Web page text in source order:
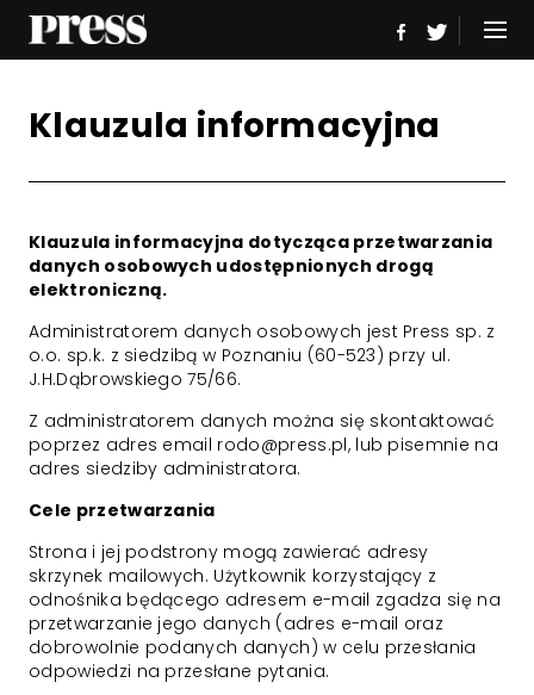
Klauzula informacyjna
Klauzula informacyjna dotycząca przetwarzania
danych osobowych udostępnionych drogą
elektroniczną.
Administratorem danych osobowych jest Press sp. z
o.o. sp.k. z siedzibą w Poznaniu (60-523) przy ul.
J.H.Dąbrowskiego 75/66.
Z administratorem danych można się skontaktować
poprzez adres email rodo@press.pl, lub pisemnie na
adres siedziby administratora.
Cele przetwarzania
Strona i jej podstrony mogą zawierać adresy
skrzynek mailowych. Użytkownik korzystający z
odnośnika będącego adresem e-mail zgadza się na
przetwarzanie jego danych (adres e-mail oraz
dobrowolnie podanych danych) w celu przesłania
odpowiedzi na przesłane pytania.